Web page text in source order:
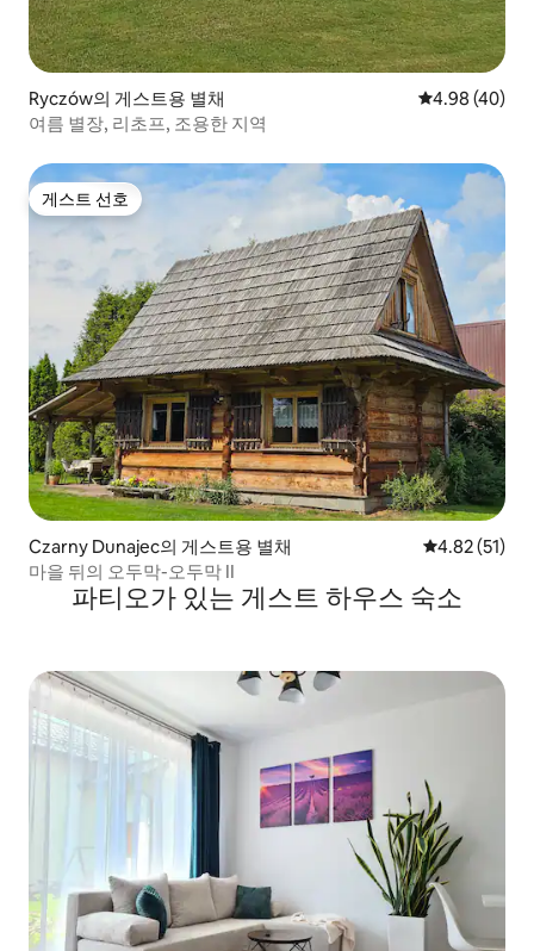
Ryczów의 게스트용 별채 평점 4.98점(5
4.98 (40)
여름 별장, 리초프, 조용한 지역
게스트 선호
게스트 선호
Czarny Dunajec의 게스트용 별채 평점 4.82점
4.82 (51)
마을 뒤의 오두막-오두막 II
파티오가 있는 게스트 하우스 숙소